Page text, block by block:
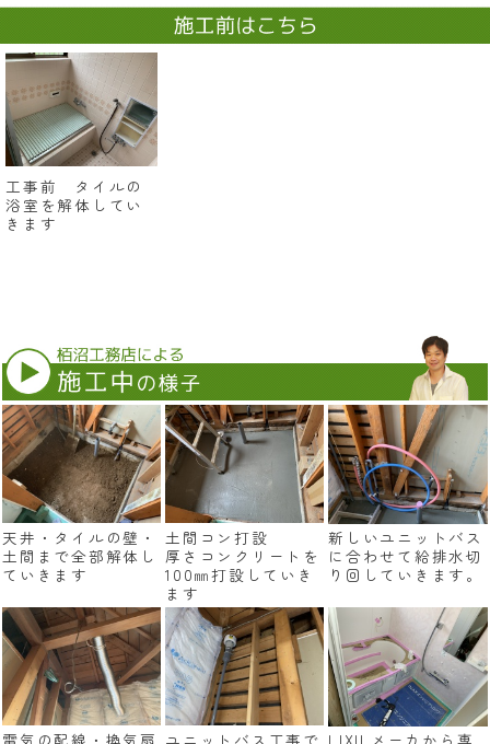
工事前 タイルの
浴室を解体してい
きます
天井・タイルの壁・
土間まで全部解体し
ていきます
土間コン打設
厚さコンクリートを
100㎜打設していき
ます
新しいユニットバス
に合わせて給排水切
り回していきます。
電気の配線・換気扇 ユニットバス工事で LIXILメーカから専